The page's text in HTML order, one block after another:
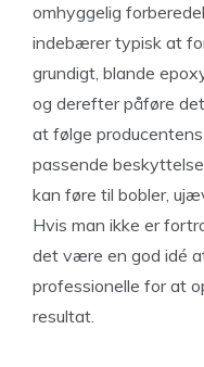
omhyggelig
indebærer typisk at
grundigt, blande
og derefter påføre
at følge
passende
kan føre til bobler,
Hvis man ikke er
det være en god idé
professionelle for at
resultat.